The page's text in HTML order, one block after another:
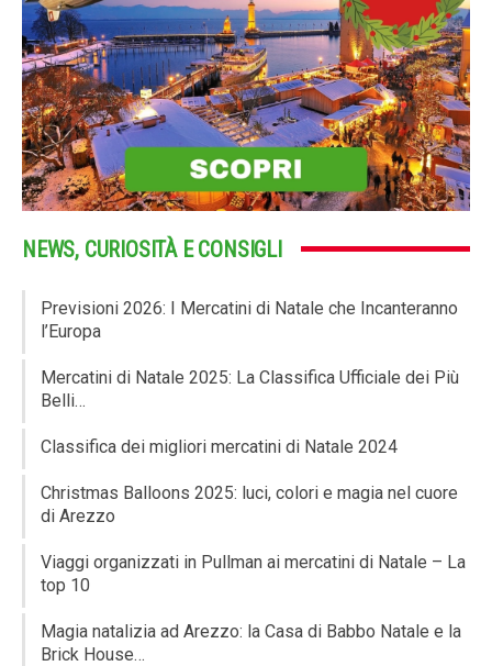
NEWS, CURIOSITÀ E CONSIGLI
Previsioni 2026: I Mercatini di Natale che Incanteranno
l’Europa
Mercatini di Natale 2025: La Classifica Ufficiale dei Più
Belli…
Classifica dei migliori mercatini di Natale 2024
Christmas Balloons 2025: luci, colori e magia nel cuore
di Arezzo
Viaggi organizzati in Pullman ai mercatini di Natale – La
top 10
Magia natalizia ad Arezzo: la Casa di Babbo Natale e la
Brick House…